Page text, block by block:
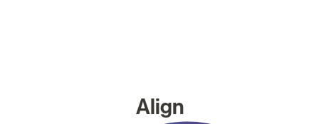
Align